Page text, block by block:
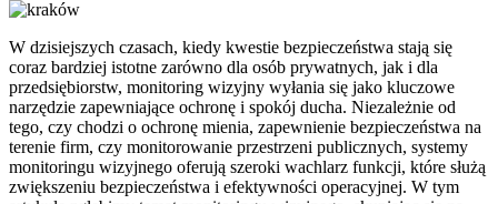
W dzisiejszych czasach, kiedy kwestie bezpieczeństwa stają się
coraz bardziej istotne zarówno dla osób prywatnych, jak i dla
przedsiębiorstw, monitoring wizyjny wyłania się jako kluczowe
narzędzie zapewniające ochronę i spokój ducha. Niezależnie od
tego, czy chodzi o ochronę mienia, zapewnienie bezpieczeństwa na
terenie firm, czy monitorowanie przestrzeni publicznych, systemy
monitoringu wizyjnego oferują szeroki wachlarz funkcji, które służą
zwiększeniu bezpieczeństwa i efektywności operacyjnej. W tym